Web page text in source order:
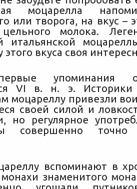
моцарелла
или творога, на вкус –
цельного молока.
итальянской
этого вкуса своя
упоминания
VI в. н. э. Историки
моцареллу привезли
своей силой и
но регулярное
совершенно точно
вспоминают в
знаменитого